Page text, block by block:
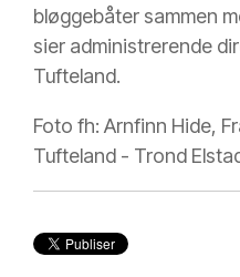
bløggebåter sammen
sier administrerende
Tufteland.
Foto fh: Arnfinn Hide,
Tufteland - Trond